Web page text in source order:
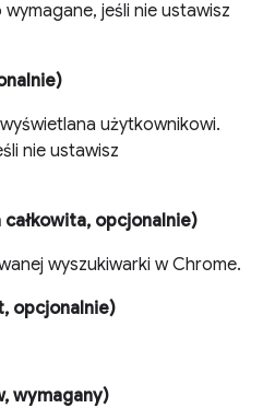
jeśli nie ustawisz
użytkownikowi.
nie ustawisz
całkowita, opcjonalnie)
wyszukiwarki w Chrome.
opcjonalnie)
wymagany)